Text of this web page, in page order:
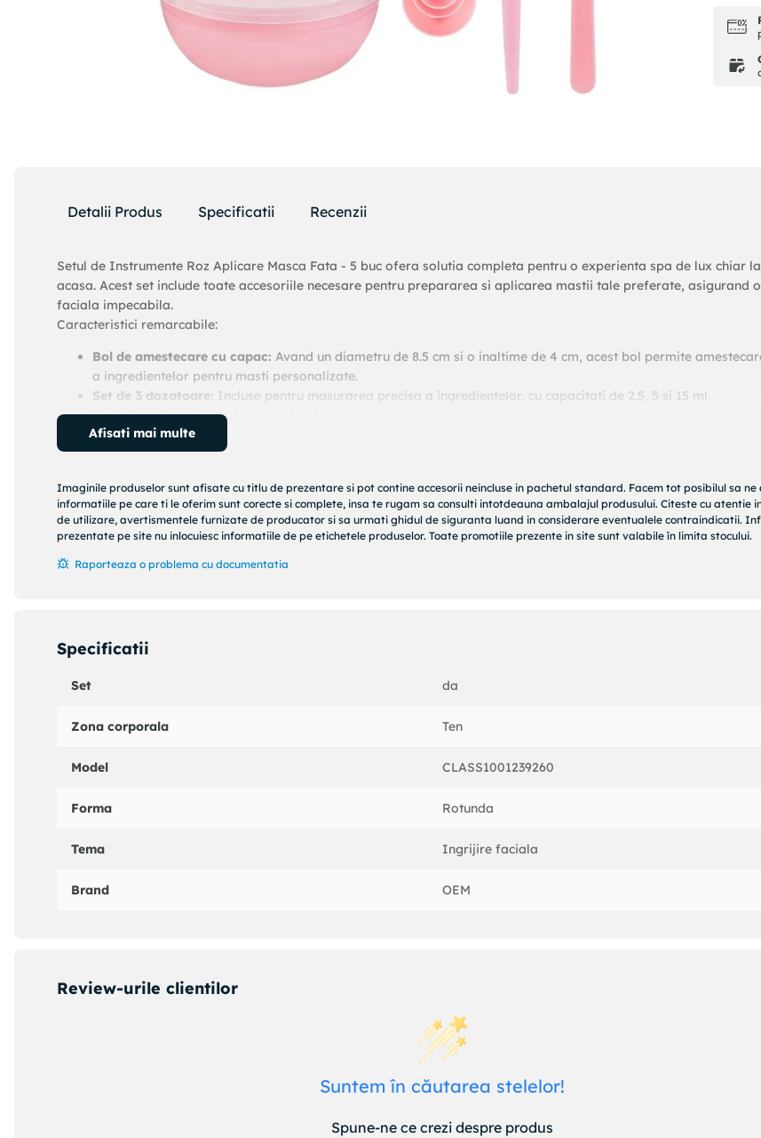
Detalii Produs Specificatii Recenzii
Setul de Instrumente Roz Aplicare Masca Fata - 5 buc ofera solutia completa pentru o experienta spa de lux chiar
acasa. Acest set include toate accesoriile necesare pentru prepararea si aplicarea mastii tale preferate, asigurand
faciala impecabila.
Caracteristici remarcabile:
Bol de amestecare cu capac: Avand un diametru de 8.5 cm si o inaltime de 4 cm, acest bol permite
a ingredientelor pentru masti personalizate.
Set de 3 dozatoare: Incluse pentru masurarea precisa a ingredientelor, cu capacitati de 2.5, 5 si 15 ml.
Perie de aplicare:Cu o lungime de 14 cm, aceasta asigura o aplicare uniforma a mastii pentru un ten luminos
Spatula practica:
Burete de inlaturare:Special conceput pentru indepartarea delicata a mastii, avand dimensiunile de 7.5x10 cm.
Beneficii:
Design elegant roz:Ofera un aspect modern si feminin, perfect pentru orice setup de ingrijire personala.
Material plastic durabil:
Asigura o utilizare de lunga durata, fiind usor de curatat si intretinut.
acasa, cat si in vacante, pentru un ten stralucitor si sanatos de fiecare data.
Afisati mai multe
Imaginile produselor sunt afisate cu titlu de prezentare si pot contine accesorii neincluse in pachetul standard. Facem tot posibilul sa ne
informatiile pe care ti le oferim sunt corecte si complete, insa te rugam sa consulti intotdeauna ambalajul produsului. Citeste cu atentie
de utilizare, avertismentele furnizate de producator si sa urmati ghidul de siguranta luand in considerare eventualele contraindicatii.
prezentate pe site nu inlocuiesc informatiile de pe etichetele produselor. Toate promotiile prezente in site sunt valabile în limita stocului.
Raporteaza o problema cu documentatia
Specificatii
Set da
Zona corporala Ten
Model CLASS1001239260
Forma Rotunda
Tema Ingrijire faciala
Brand OEM
Review-urile clientilor
Suntem în căutarea stelelor!
Spune-ne ce crezi despre produs